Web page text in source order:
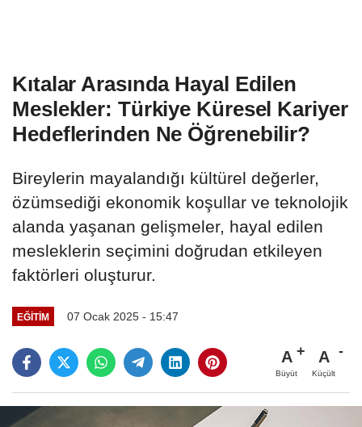
Kıtalar Arasında Hayal Edilen
Meslekler: Türkiye Küresel Kariyer
Hedeflerinden Ne Öğrenebilir?
Bireylerin mayalandığı kültürel değerler,
özümsediği ekonomik koşullar ve teknolojik
alanda yaşanan gelişmeler, hayal edilen
mesleklerin seçimini doğrudan etkileyen
faktörleri oluşturur.
EĞITIM 07 Ocak 2025 - 15:47
A
Büyüt
A
Küçült